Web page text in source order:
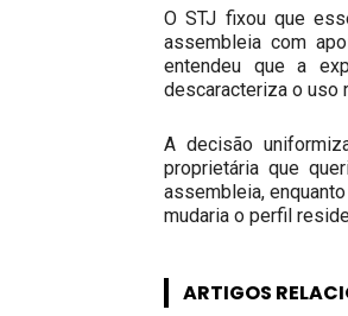
O STJ fixou que
assembleia com
entendeu que a
descaracteriza o uso
A decisão
proprietária que
assembleia,
mudaria o perfil
ARTIGOS